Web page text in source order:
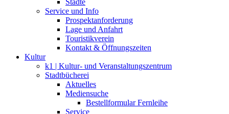
Städte
Service und Info
Prospektanforderung
Lage und Anfahrt
Touristikverein
Kontakt & Öffnungszeiten
Kultur
k1 | Kultur- und Veranstaltungszentrum
Stadtbücherei
Aktuelles
Mediensuche
Bestellformular Fernleihe
Service